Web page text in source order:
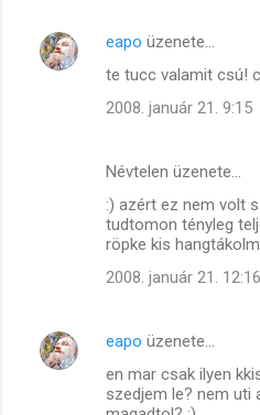
eapo üzenete…
te tucc valamit csú!
2008. január 21. 9:15
Névtelen üzenete…
:) azért ez nem volt
tudtomon tényleg
röpke kis
2008. január 21. 12:16
eapo üzenete…
en mar csak ilyen
szedjem le? nem uti